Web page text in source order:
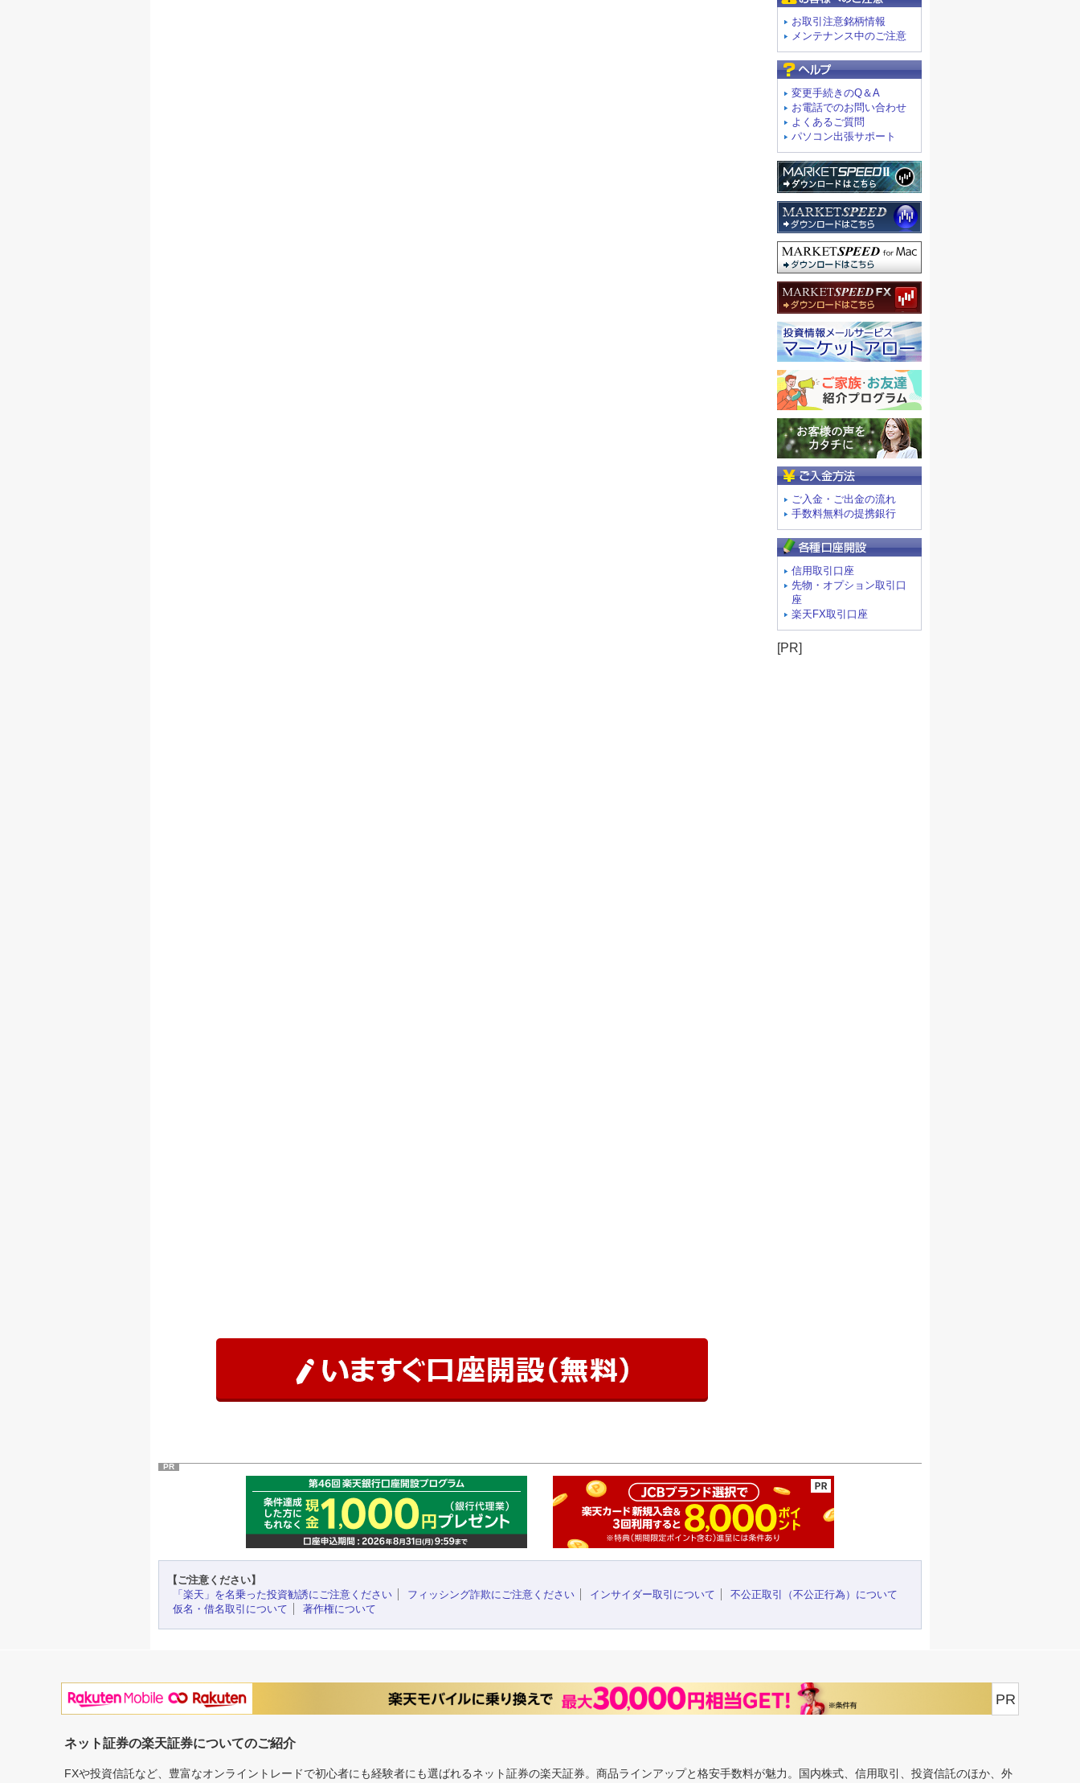
お取引注意銘柄情報
メンテナンス中のご注意
変更手続きのQ＆A
お電話でのお問い合わせ
よくあるご質問
パソコン出張サポート
ご入金・ご出金の流れ
手数料無料の提携銀行
信用取引口座
先物・オプション取引口
座
楽天FX取引口座
[PR]
PR
【ご注意ください】
「楽天」を名乗った投資勧誘にご注意ください
フィッシング詐欺にご注意ください インサイダー取引について
不公正取引（不公正行為）について
仮名・借名取引について
著作権について
PR
ネット証券の楽天証券についてのご紹介
FXや投資信託など、豊富なオンライントレードで初心者にも経験者にも選ばれるネット証券の楽天証券。商品ラインアップと格安手数料が魅力。国内株式、信用取引、投資信託のほか、外